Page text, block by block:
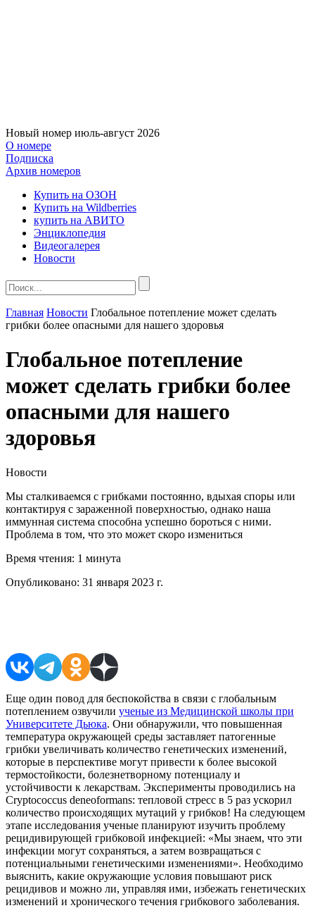
Новый номер июль-август 2026
О номере
Подписка
Архив номеров
Купить на ОЗОН
Купить на Wildberries
купить на АВИТО
Энциклопедия
Видеогалерея
Новости
Главная Новости Глобальное потепление может сделать
грибки более опасными для нашего здоровья
Глобальное потепление
может сделать грибки более
опасными для нашего
здоровья
Новости
Мы сталкиваемся с грибками постоянно, вдыхая споры или
контактируя с зараженной поверхностью, однако наша
иммунная система способна успешно бороться с ними.
Проблема в том, что это может скоро измениться
Время чтения: 1 минута
Опубликовано: 31 января 2023 г.
Еще один повод для беспокойства в связи с глобальным
потеплением озвучили ученые из Медицинской школы при
Университете Дьюка. Они обнаружили, что повышенная
температура окружающей среды заставляет патогенные
грибки увеличивать количество генетических изменений,
которые в перспективе могут привести к более высокой
термостойкости, болезнетворному потенциалу и
устойчивости к лекарствам. Эксперименты проводились на
Cryptococcus deneoformans: тепловой стресс в 5 раз ускорил
количество происходящих мутаций у грибков! На следующем
этапе исследования ученые планируют изучить проблему
рецидивирующей грибковой инфекцией: «Мы знаем, что эти
инфекции могут сохраняться, а затем возвращаться с
потенциальными генетическими изменениями». Необходимо
выяснить, какие окружающие условия повышают риск
рецидивов и можно ли, управляя ими, избежать генетических
изменений и хронического течения грибкового заболевания.